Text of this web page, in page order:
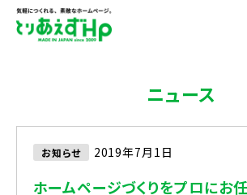
ニュース
お知らせ 2019年7月1日
ホームページづくりをプロにお任